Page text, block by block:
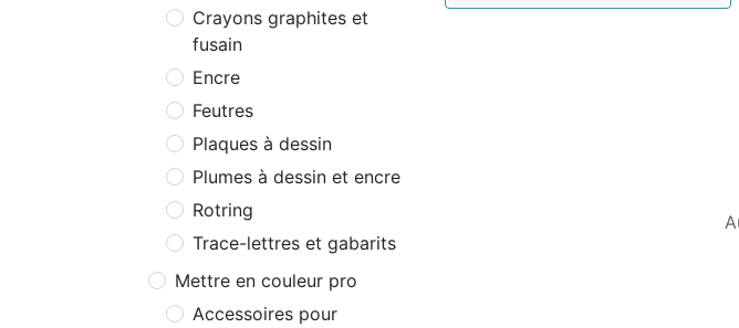
Crayons graphites et
fusain
Encre
Feutres
Plaques à dessin
Plumes à dessin et encre
Rotring
Trace-lettres et gabarits
Mettre en couleur pro
Accessoires pour